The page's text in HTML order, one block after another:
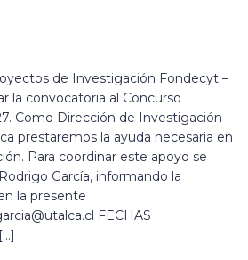
de Investigación Fondecyt –
la convocatoria al Concurso
Como Dirección de Investigación –
prestaremos la ayuda necesaria en
Para coordinar este apoyo se
García, informando la
la presente
FECHAS